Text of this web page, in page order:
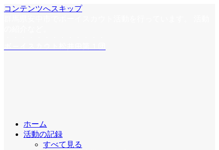
コンテンツへスキップ
ホーム
活動の記録
すべて見る